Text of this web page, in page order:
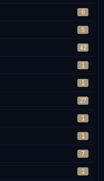
6
5
42
1
1
27
1
1
7
1